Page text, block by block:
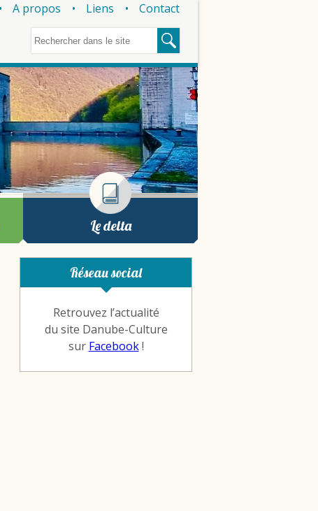
A propos Liens Contact
Le delta
Réseau social
Retrouvez l’actualité
du site Danube-Culture
sur Facebook!